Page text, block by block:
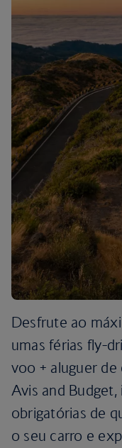
Desfrute ao
umas férias fly-
voo + aluguer de
Avis and
obrigatórias de
o seu carro e